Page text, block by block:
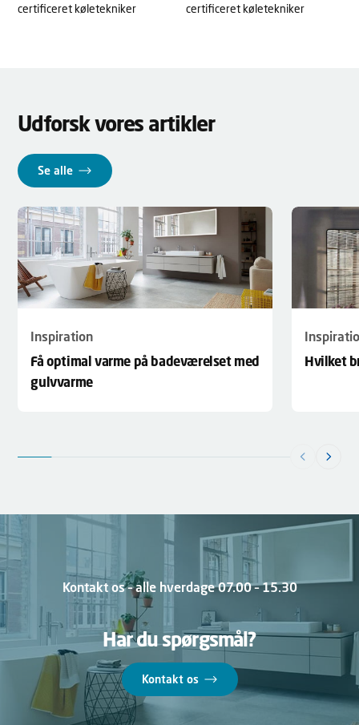
certificeret køletekniker
certificeret køletekniker
Udforsk vores artikler
Se alle
Inspiration
Få optimal varme på badeværelset med
gulvvarme
Hvilket
Kontakt os – alle hverdage 07.00 – 15.30
Har du spørgsmål?
Kontakt os